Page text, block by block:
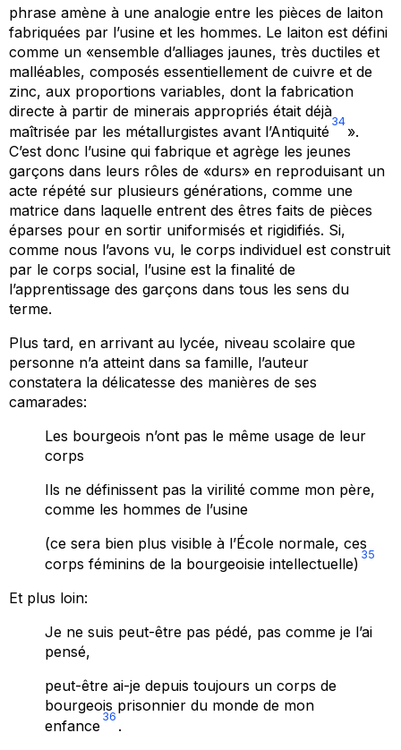
phrase amène à une analogie entre les pièces de laiton
fabriquées par l’usine et les hommes. Le laiton est défini
comme un «ensemble d’alliages jaunes, très ductiles et
malléables, composés essentiellement de cuivre et de
zinc, aux proportions variables, dont la fabrication
directe à partir de minerais appropriés était déjà
maîtrisée par les métallurgistes avant l’Antiquité
34
».
C’est donc l’usine qui fabrique et agrège les jeunes
garçons dans leurs rôles de «durs» en reproduisant un
acte répété sur plusieurs générations, comme une
matrice dans laquelle entrent des êtres faits de pièces
éparses pour en sortir uniformisés et rigidifiés. Si,
comme nous l’avons vu, le corps individuel est construit
par le corps social, l’usine est la finalité de
l’apprentissage des garçons dans tous les sens du
terme.
Plus tard, en arrivant au lycée, niveau scolaire que
personne n’a atteint dans sa famille, l’auteur
constatera la délicatesse des manières de ses
camarades:
Les bourgeois n’ont pas le même usage de leur
corps
Ils ne définissent pas la virilité comme mon père,
comme les hommes de l’usine
(ce sera bien plus visible à l’École normale, ces
corps féminins de la bourgeoisie intellectuelle)
35
Et plus loin:
Je ne suis peut-être pas pédé, pas comme je l’ai
pensé,
peut-être ai-je depuis toujours un corps de
bourgeois prisonnier du monde de mon
enfance
36
.